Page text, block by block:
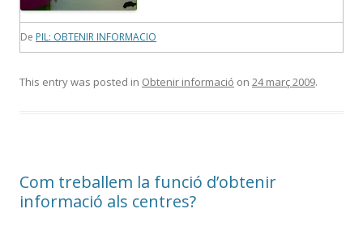
De PIL: OBTENIR INFORMACIO
This entry was posted in Obtenir informació on 24 març 2009.
Com treballem la funció d’obtenir
informació als centres?